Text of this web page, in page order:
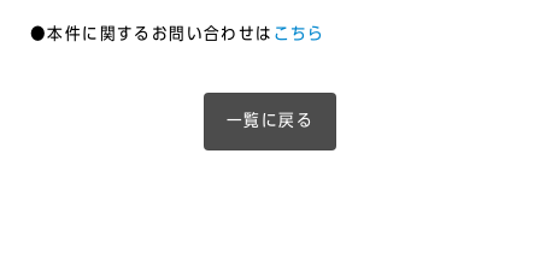
●本件に関するお問い合わせは こちら
一覧に戻る